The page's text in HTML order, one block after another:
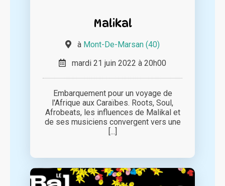
Malikal
à Mont-De-Marsan (40)
mardi 21 juin 2022 à 20h00
Embarquement pour un voyage de
l'Afrique aux Caraïbes. Roots, Soul,
Afrobeats, les influences de Malikal et
de ses musiciens convergent vers une
[...]